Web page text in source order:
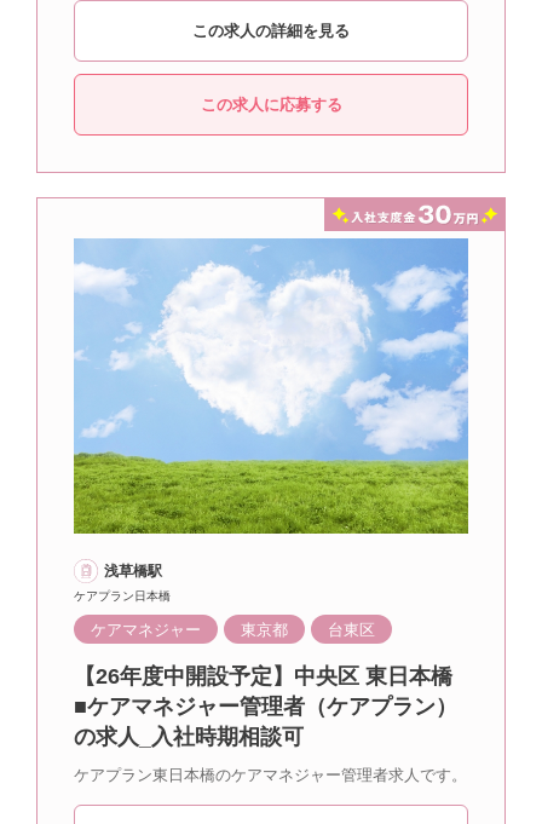
この求人の詳細を見る
この求人に応募する
浅草橋駅
ケアプラン日本橋
ケアマネジャー 東京都 台東区
【26年度中開設予定】中央区 東日本橋
■ケアマネジャー管理者（ケアプラン）
の求人_入社時期相談可
ケアプラン東日本橋のケアマネジャー管理者求人です。